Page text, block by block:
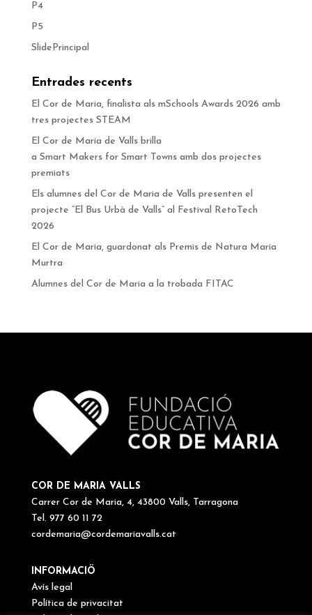
P4
P5
SlidePrincipal
Entrades recents
El Cor de Maria, finalista als mSchools Awards 2026 amb
tres projectes STEAM
El Cor de Maria de Valls brilla
a Smart Makers for Smart Towns amb dos projectes
premiats
Els alumnes del Cor de Maria de Valls presenten el
projecte “El Bus Urbà de Valls” al Festival RetoTech
2026
El Cor de Maria, guardonat als Premis de Natura Maria
Murtra
Alumnes del Cor de Maria a la trobada FITAC
COR DE MARIA VALLS
Carrer Cor de Maria, 4, 43800 Valls, Tarragona
Tel. 977 60 11 72
cordemaria@cordemariavalls.cat
INFORMACIÖ
Avís legal
Política de privacitat